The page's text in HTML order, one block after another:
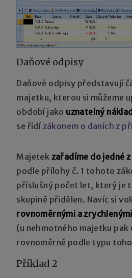
Daňové odpisy
Daňové odpisy představují
majetku, kterou si můžeme
období jako uznatelný náklad
se řídí zákonem o daních z
Majetek zařadíme do jedné
podle přílohy č. 1 tohoto
příslušný počet let, který je
skupině přidělen. Navíc si
rovnoměrnými a
(u nehmotného majetku pak
rovnoměrně podle typu
Příklad 2